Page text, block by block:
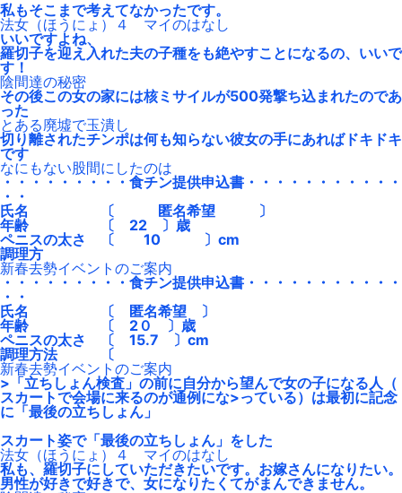
私もそこまで考えてなかったです。
法女（ほうにょ）４ マイのはなし
いいですよね、
羅切子を迎え入れた夫の子種をも絶やすことになるの、いいで
す！
陰間達の秘密
その後この女の家には核ミサイルが500発撃ち込まれたのであ
った
とある廃墟で玉潰し
切り離されたチンポは何も知らない彼女の手にあればドキドキ
です
なにもない股間にしたのは
・・・・・・・・・食チン提供申込書・・・・・・・・・・・
・・
氏名 〔 匿名希望 〕
年齢 〔 22 〕歳
ペニスの太さ 〔 10 〕cm
調理方
新春去勢イベントのご案内
・・・・・・・・・食チン提供申込書・・・・・・・・・・・
・・
氏名 〔 匿名希望 〕
年齢 〔 2０ 〕歳
ペニスの太さ 〔 15.7 〕cm
調理方法 〔
新春去勢イベントのご案内
>「立ちしょん検査」の前に自分から望んで女の子になる人（
スカートで会場に来るのが通例にな>っている）は最初に記念
に「最後の立ちしょん」
スカート姿で「最後の立ちしょん」をした
法女（ほうにょ）４ マイのはなし
私も、羅切子にしていただきたいです。お嫁さんになりたい。
男性が好きで好きで、女になりたくてがまんできません。